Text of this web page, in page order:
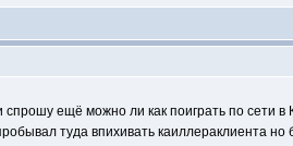
спрошу ещё можно ли как поиграть по
туда впихивать каиллераклиента